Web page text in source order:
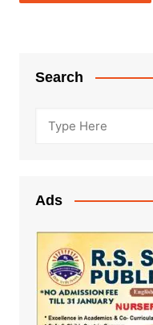
Search
Ads